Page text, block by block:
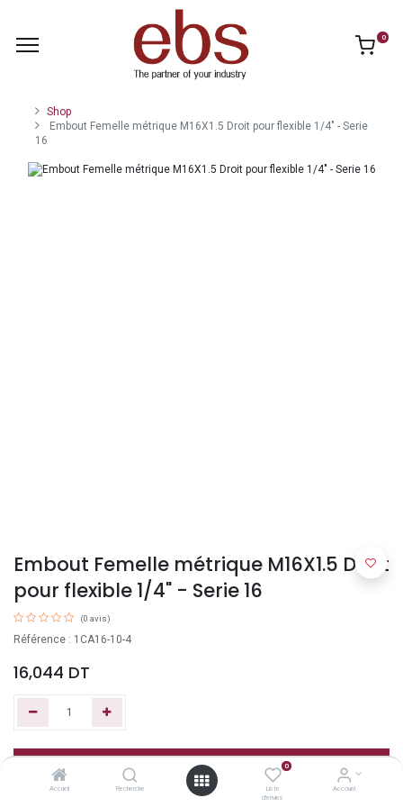
Accueil Recherche
0
Liste
d'envies
Account
0
Shop
Embout Femelle métrique M16X1.5 Droit pour flexible 1/4" - Serie
16
Embout Femelle métrique M16X1.5 Droit
pour flexible 1/4" - Serie 16
(0 avis)
Référence : 1CA16-10-4
16,044 DT
Ajouter au panier